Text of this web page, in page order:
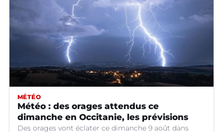
MÉTÉO
Météo : des orages attendus ce
dimanche en Occitanie, les prévisions
Des orages vont éclater ce dimanche 9 août dans